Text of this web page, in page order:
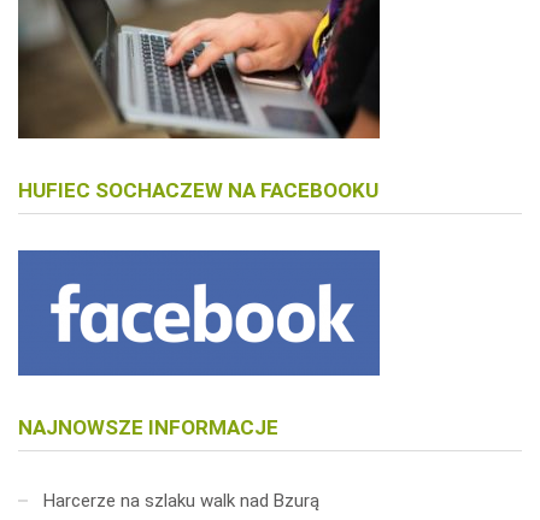
HUFIEC SOCHACZEW NA FACEBOOKU
NAJNOWSZE INFORMACJE
Harcerze na szlaku walk nad Bzurą